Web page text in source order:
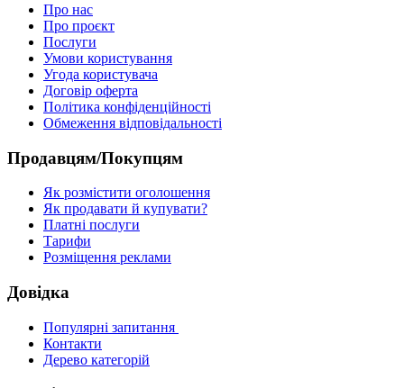
Про нас
Про проєкт
Послуги
Умови користування
Угода користувача
Договір оферта
Політика конфіденційності
Обмеження відповідальності
Продавцям/Покупцям
Як розмістити оголошення
Як продавати й купувати?
Платні послуги
Тарифи
Розміщення реклами
Довідка
Популярні запитання
Контакти
Дерево категорій